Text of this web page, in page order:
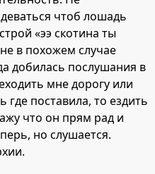
чтоб лошадь
«ээ скотина ты
в похожем случае
добилась послушания в
мне дорогу или
где поставила, то ездить
что он прям рад и
но слушается.